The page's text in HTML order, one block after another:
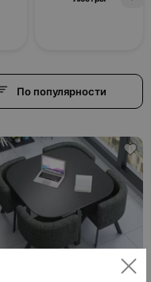
По популярности